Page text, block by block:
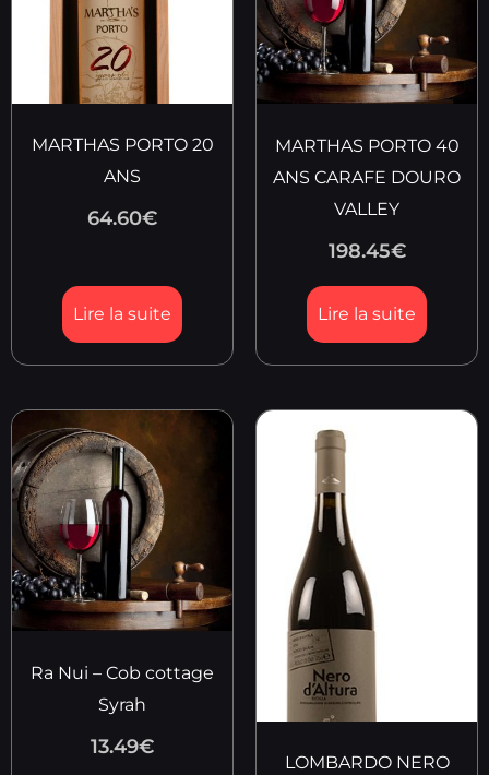
MARTHAS PORTO 20
ANS
64.60€
Lire la suite
MARTHAS PORTO 40
ANS CARAFE DOURO
VALLEY
198.45€
Lire la suite
Ra Nui – Cob cottage
Syrah
13.49€
LOMBARDO NERO